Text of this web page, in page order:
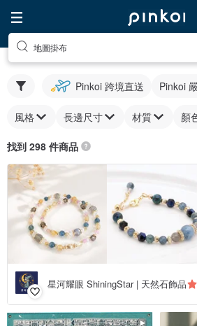
地圖掛布
Pinkoi 跨境直送 Pinkoi
風格 長邊尺寸 材質 顏
找到 298 件商品
星河耀眼 ShiningStar | 天然石飾品